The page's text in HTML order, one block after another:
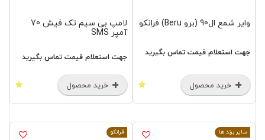
وایر شمع ال90 (برو Beru) فرانکو
جهت استعلام قیمت تماس بگیرید
خرید محصول
لامپ بی سیم تک فیش 70
آمپر SMS
جهت استعلام قیمت تماس بگیرید
خرید محصول
سایر برند ها فرانکو